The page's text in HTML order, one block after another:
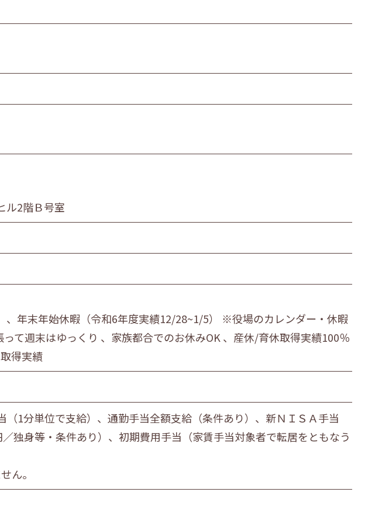
の他
ル2階Ｂ号室
、年末年始休暇（令和6年度実績12/28~1/5） ※役場のカレンダー・休暇
て週末はゆっくり 、家族都合でのお休みOK 、産休/育休取得実績100％
得実績
（1分単位で支給）、通勤手当全額支給（条件あり）、新ＮＩＳＡ手当
独身等・条件あり）、初期費用手当（家賃手当対象者で転居をともなう
ん。